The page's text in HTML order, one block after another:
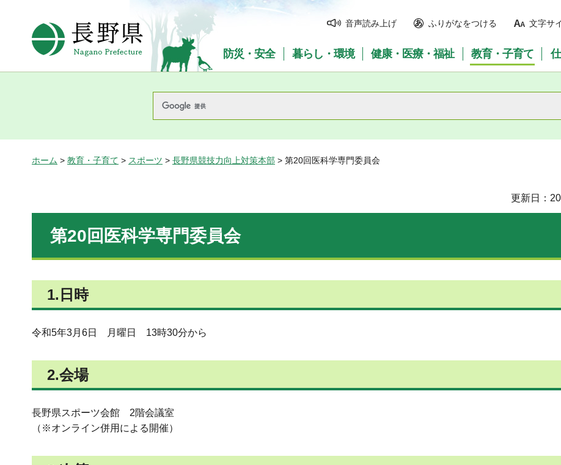
長野県Nagano Prefecture
音声読み上げ ふりがなをつける 文字サ
防災・安全 暮らし・環境 健康・医療・福祉 教育・子育て
ホーム > 教育・子育て > スポーツ > 長野県競技力向上対策本部 > 第20回医科学専門委員会
更新日：
第20回医科学専門委員会
1.日時
令和5年3月6日 月曜日 13時30分から
2.会場
長野県スポーツ会館 2階会議室
（※オンライン併用による開催）